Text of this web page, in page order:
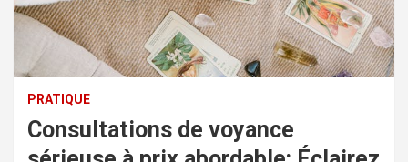
PRATIQUE
Consultations de voyance